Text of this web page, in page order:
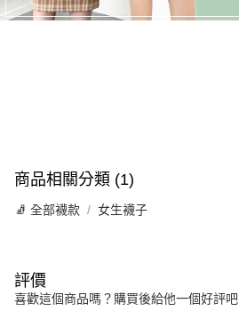
商品相關分類 (1)
🧦 全部襪款 女生襪子
評價
喜歡這個商品嗎？購買後給他一個好評吧